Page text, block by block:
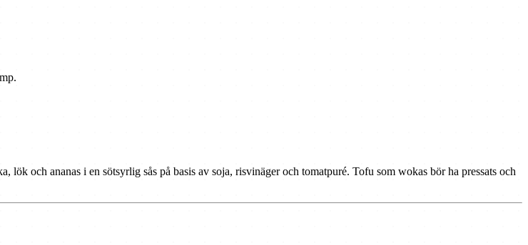
och ananas i en sötsyrlig sås på basis av soja, risvinäger och tomatpuré. Tofu som wokas bör ha pressats och